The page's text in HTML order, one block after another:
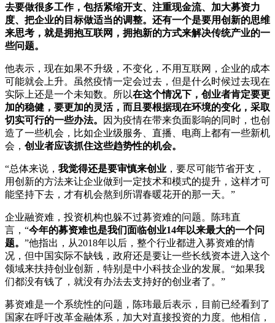
去要做很多工作，包括紧缩开支、注重现金流、加大募资力
度、把企业的目标做适当的调整。还有一个是要用创新的思维
来思考，就是拥抱互联网，拥抱新的方式来解决传统产业的一
些问题。
他表示，现在如果不升级，不变化，不用互联网，企业的成本
可能就会上升。虽然疫情一定会过去，但是什么时候过去现在
实际上还是一个未知数。所以在这个情况下，创业者肯定要更
加的稳健，要更加的灵活，而且要根据现在环境的变化，采取
切实可行的一些办法。
因为疫情在带来负面影响的同时，也创
造了一些机会，比如企业级服务、直播、电商上都有一些新机
会， 创业者应该抓住这些趋势性的机会。
“总体来说， 我觉得还是要审慎来创业 ，要尽可能节省开支，
用创新的方法来让企业做到一定技术和模式的提升，这样才可
能坚持下去，才有机会熬到所谓春暖花开的那一天。”
企业融资难，投资机构也躲不过募资难的问题。陈玮直
言，“今年的募资难也是我们面临创业14年以来最大的一个问
题。 ”他指出，从2018年以后，整个行业都进入募资难的情
况，但中国实际不缺钱，政府还是要让一些长线资本进入这个
领域来扶持创业创新，特别是中小科技企业的发展。“如果我
们都没有钱了，就没有办法去支持好的创业者了。”
募资难是一个系统性的问题，陈玮最后表示，目前已经看到了
国家在呼吁改革金融体系，加大对直接投资的力度。他相信，